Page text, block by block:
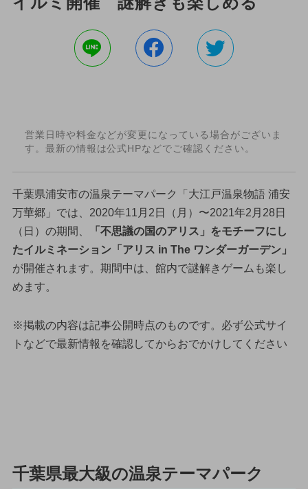
営業日時や料金などが変更になっている場合がございま
す。最新の情報は公式HPなどでご確認ください。
千葉県浦安市の温泉テーマパーク「大江戸温泉物語 浦安
万華郷」では、2020年11月2日（月）〜2021年2月28日
（日）の期間、
「不思議の国のアリス」をモチーフにし
たイルミネーション「アリス in The ワンダーガーデン」
が開催されます。期間中は、館内で謎解きゲームも楽し
めます。
※掲載の内容は記事公開時点のものです。必ず公式サイ
トなどで最新情報を確認してからおでかけしてください
千葉県最大級の温泉テーマパーク